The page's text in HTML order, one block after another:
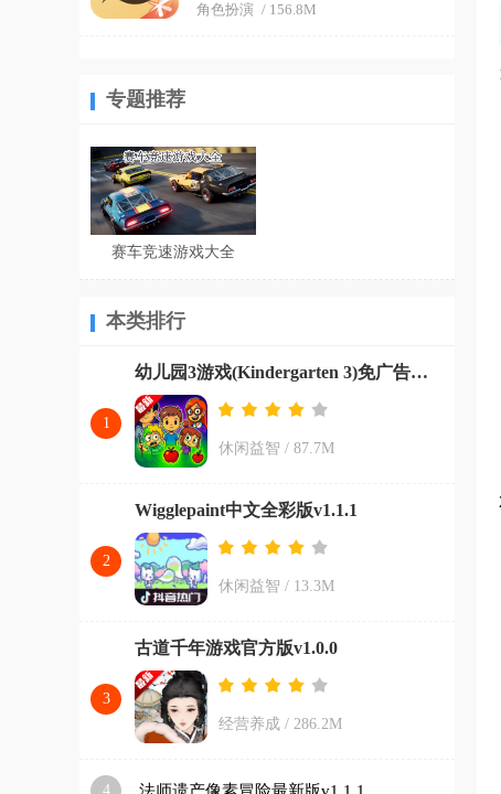
角色扮演 / 156.8M
专题推荐
赛车竞速游戏大全
本类排行
1
幼儿园3游戏(Kindergarten 3)免广告版v1
休闲益智 / 87.7M
2
Wigglepaint中文全彩版v1.1.1
休闲益智 / 13.3M
3
古道千年游戏官方版v1.0.0
经营养成 / 286.2M
4